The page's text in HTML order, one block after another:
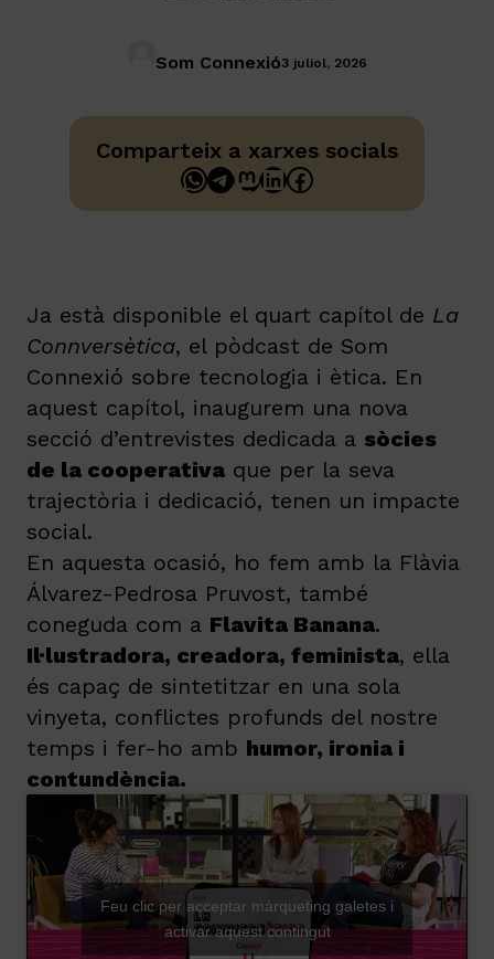
Som Connexió3 juliol, 2026
Comparteix a xarxes socials
WhatsApp
Telegram
Mastodon
LinkedIn
Facebook
Ja està disponible el quart capítol de La
Connversètica, el pòdcast de Som
Connexió sobre tecnologia i ètica. En
aquest capítol, inaugurem una nova
secció d’entrevistes dedicada a sòcies
de la cooperativa que per la seva
trajectòria i dedicació, tenen un impacte
social.
En aquesta ocasió, ho fem amb la Flàvia
Álvarez-Pedrosa Pruvost, també
coneguda com a Flavita Banana.
Il·lustradora, creadora, feminista, ella
és capaç de sintetitzar en una sola
vinyeta, conflictes profunds del nostre
temps i fer-ho amb humor, ironia i
contundència.
Feu clic per acceptar màrqueting galetes i
activar aquest contingut